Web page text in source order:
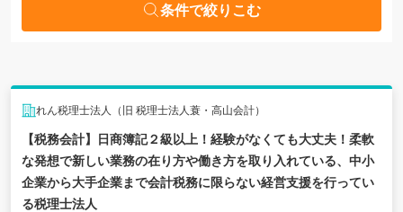
条件で絞りこむ
れん税理士法人（旧 税理士法人蓑・高山会計）
【税務会計】日商簿記２級以上！経験がなくても大丈夫！柔軟
な発想で新しい業務の在り方や働き方を取り入れている、中小
企業から大手企業まで会計税務に限らない経営支援を行ってい
る税理士法人